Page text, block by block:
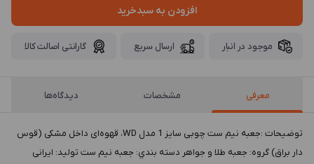
افزودن به سبدخرید
موجود در انبار ارسال سریع گارانتی اصالت کالا
معرفی مشخصات دیدگاه‌ها
توضيحات :جعبه نیم ست چوبی سایز 1 مدل WD، قهوه‌ای داخل مشکی (قوس
دار براق) گروه: جعبه طلا و جواهر دسته بندي: جعبه نیم ست توليد: ایرانی